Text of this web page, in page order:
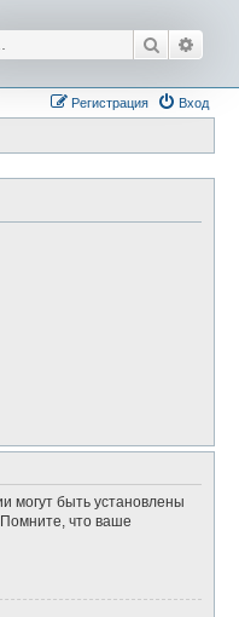
Поиск
Вход
Регистрация
могут быть установлены
что ваше